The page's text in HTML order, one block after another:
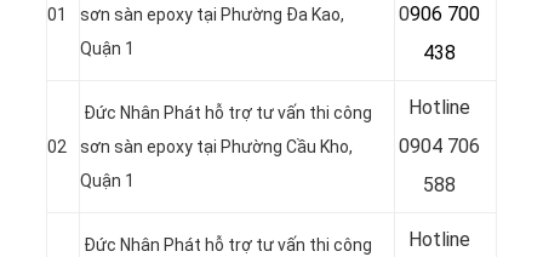
01
sơn sàn epoxy tại Phường Đa Kao,
Quận 1
0906 700
438
02
Đức Nhân Phát hỗ trợ tư vấn thi công
sơn sàn epoxy tại Phường Cầu Kho,
Quận 1
Hotline
0904 706
588
Đức Nhân Phát hỗ trợ tư vấn thi công
Hotline